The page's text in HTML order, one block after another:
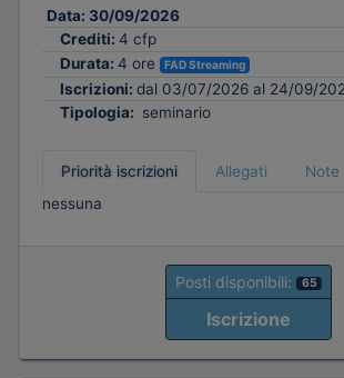
Data: 30/09/2026
Crediti: 4 cfp
Durata: 4 ore FAD Streaming
Iscrizioni: dal 03/07/2026 al 24/09/
Tipologia: seminario
Priorità iscrizioni Allegati
Note
nessuna
Posti disponibili: 65
Iscrizione